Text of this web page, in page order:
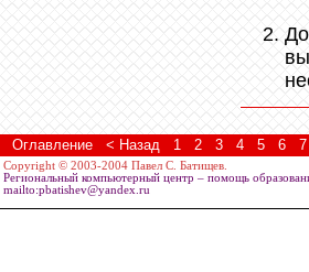
Оглавление < Назад 1 2 3 4 5 6 7
Copyright © 2003-2004 Павел С. Батищев.
Региональный компьютерный центр – помощь
mailto:pbatishev@yandex.ru